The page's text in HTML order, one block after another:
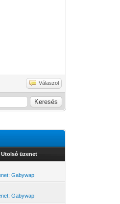
Válaszol
Utolsó üzenet
:Gabywap
:Gabywap